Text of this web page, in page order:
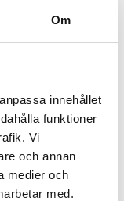
Om
innehållet
funktioner
Vi
och annan
medier och
med.